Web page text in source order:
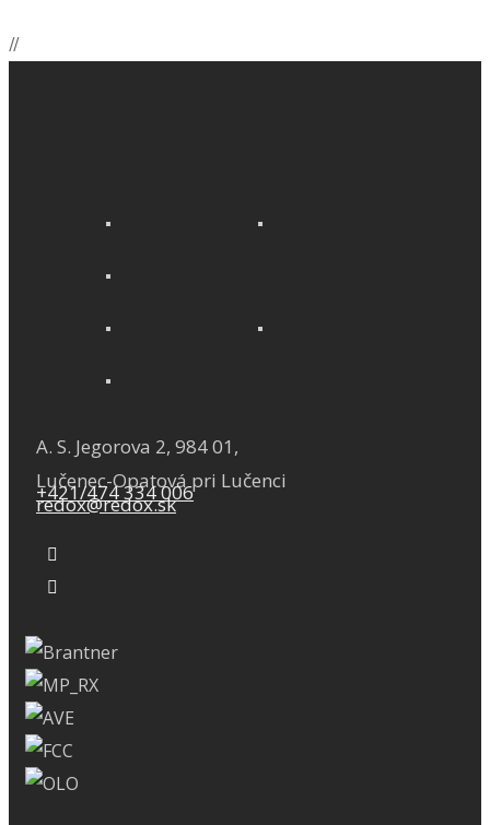
//
A. S. Jegorova 2, 984 01,
Lučenec-Opatová pri Lučenci
+421/474 334 006
redox@redox.sk